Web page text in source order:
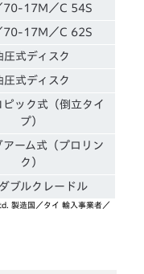
70-17M／C 54S
70-17M／C 62S
圧式ディスク
圧式ディスク
ピック式（倒立タイ
プ）
アーム式（プロリン
ク）
ブルクレードル
製造国／タイ 輸入事業者／